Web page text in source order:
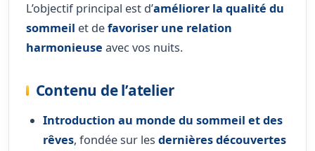
L’objectif principal est d’améliorer la qualité du
sommeil et defavoriser une relation
harmonieuse avec vos nuits.
Contenu de l’atelier
Introduction au monde du sommeil et des
rêves, fondée sur les dernières découvertes